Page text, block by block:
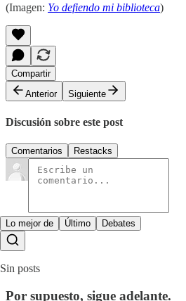
(Imagen: Yo defiendo mi biblioteca)
Compartir
Anterior
Siguiente
Discusión sobre este post
Comentarios Restacks
Lo mejor de Último Debates
Sin posts
Por supuesto, sigue adelante.